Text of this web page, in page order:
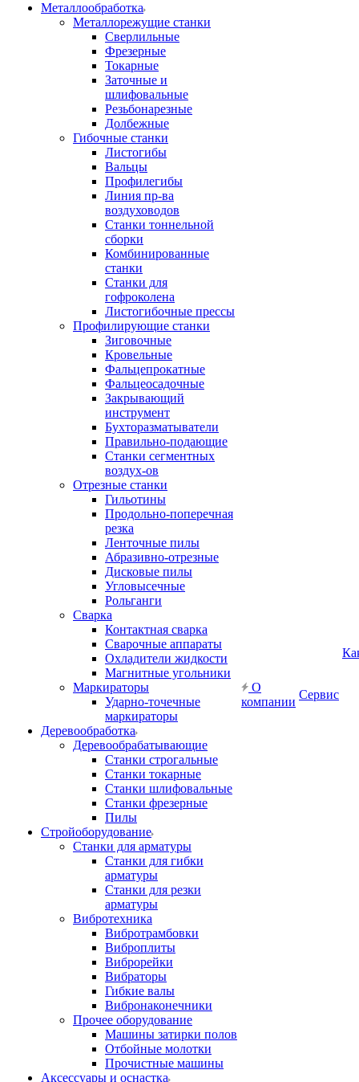
Металлообработка
Металлорежущие станки
Сверлильные
Фрезерные
Токарные
Заточные и
шлифовальные
Резьбонарезные
Долбежные
Гибочные станки
Листогибы
Вальцы
Профилегибы
Линия пр-ва
воздуховодов
Станки тоннельной
сборки
Комбинированные
станки
Станки для
гофроколена
Листогибочные прессы
Профилирующие станки
Зиговочные
Кровельные
Фальцепрокатные
Фальцеосадочные
Закрывающий
инструмент
Бухторазматыватели
Правильно-подающие
Станки сегментных
воздух-ов
Отрезные станки
Гильотины
Продольно-поперечная
резка
Ленточные пилы
Абразивно-отрезные
Дисковые пилы
Угловысечные
Рольганги
Сварка
Контактная сварка
Сварочные аппараты
Охладители жидкости
Магнитные угольники
Маркираторы
Ударно-точечные
маркираторы
Деревообработка
Деревообрабатывающие
Станки строгальные
Станки токарные
Станки шлифовальные
Станки фрезерные
Пилы
Стройоборудование
Станки для арматуры
Станки для гибки
арматуры
Станки для резки
арматуры
Вибротехника
Вибротрамбовки
Виброплиты
Виброрейки
Вибраторы
Гибкие валы
Вибронаконечники
Прочее оборудование
Машины затирки полов
Отбойные молотки
Прочистные машины
Аксeccyapы и оснастка
О
компании
Сервис